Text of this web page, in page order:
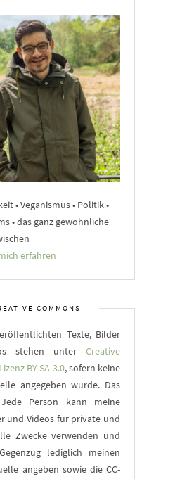
• Veganismus • Politik •
• das ganz gewöhnliche
erfahren
COMMONS
Texte, Bilder
stehen unter Creative
BY-SA 3.0, sofern keine
angegeben wurde. Das
Person kann meine
und Videos für private und
Zwecke verwenden und
lediglich meinen
angeben sowie die CC-